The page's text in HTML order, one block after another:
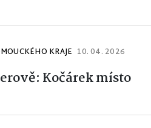
KRAJE 10. 04. 2026
Kočárek místo